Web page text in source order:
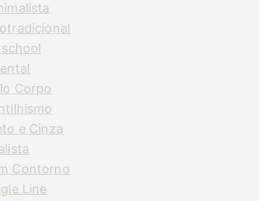
Corpo
e Cinza
Contorno
Line